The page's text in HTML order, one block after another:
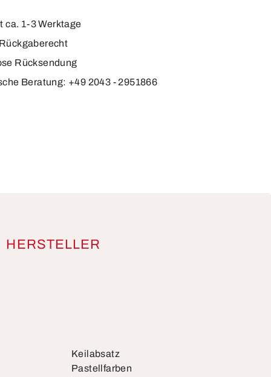
ca. 1-3 Werktage
Rücksendung
Beratung: +49 2043 - 2951866
HERSTELLER
Keilabsatz
Pastellfarben